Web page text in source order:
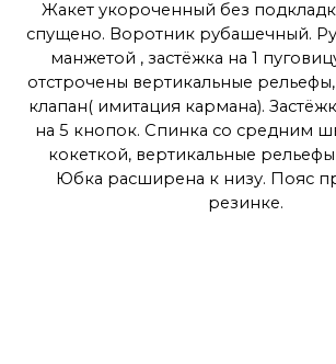
Жакет укороченный без
спущено. Воротник рубашечный.
манжетой , застёжка на 1
отстрочены вертикальные
клапан( имитация кармана).
на 5 кнопок. Спинка со средним
кокеткой, вертикальные
Юбка расширена к низу. Пояс
резинке.